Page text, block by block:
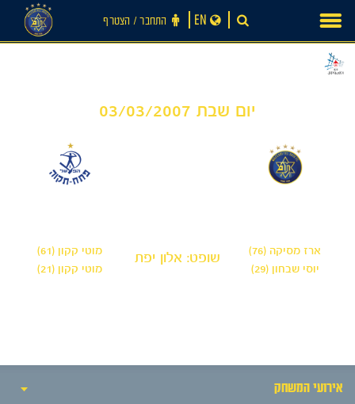
content
התחבר ‪/‬ הצטרף EN
יום שבת 03/03/2007
ארז מסיקה (76)
יוסי שבחון (29)
מוטי קקון (61)
מוטי קקון (21)
שופט: אלון יפת
אירועי המשחק